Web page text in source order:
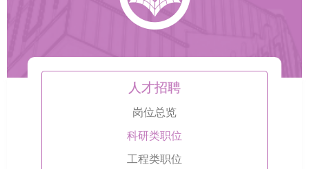
人才招聘
岗位总览
科研类职位
工程类职位